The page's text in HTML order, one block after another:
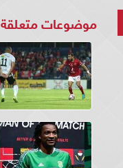
موضوعات متعلقة